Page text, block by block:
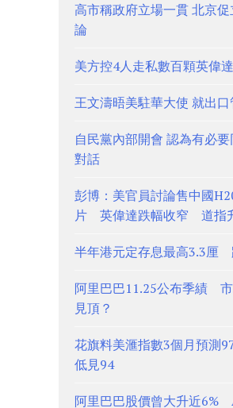
高市稱政府立場一貫 北京
論
美方控4人走私數百顆英偉
王文濤晤美駐華大使 就出
自民黨內部開會 認為有必
對話
彭博：美官員討論售中國
片 英偉達跌幅收窄 道指
半年港元定存息最高3.3厘
阿里巴巴11.25公布季績
見頂？
花旗料美滙指數3個月預測
低見94
阿里巴巴股價曾大升近6%